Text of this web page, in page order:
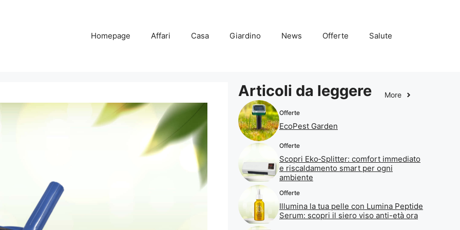
Homepage Affari Casa Giardino News Offerte Salute
Articoli da leggere More
Offerte
EcoPest Garden
Offerte
Scopri Eko‑Splitter: comfort immediato
e riscaldamento smart per ogni
ambiente
Offerte
Illumina la tua pelle con Lumina Peptide
Serum: scopri il siero viso anti-età ora